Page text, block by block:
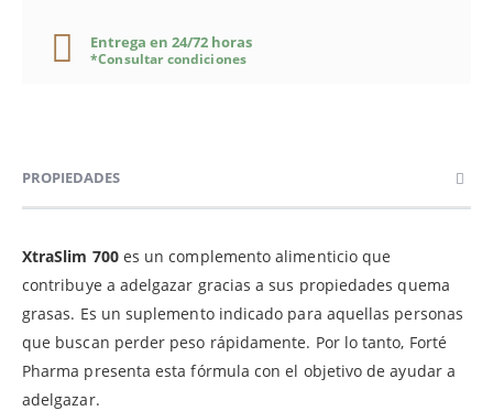
Entrega en 24/72 horas
*Consultar condiciones
PROPIEDADES
XtraSlim 700 es un complemento alimenticio que
contribuye a adelgazar gracias a sus propiedades quema
grasas. Es un suplemento indicado para aquellas personas
que buscan perder peso rápidamente. Por lo tanto, Forté
Pharma presenta esta fórmula con el objetivo de ayudar a
adelgazar.